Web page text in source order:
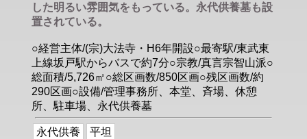
した明るい雰囲気をもっている。永代供養墓も設
置されている。
○経営主体/(宗)大法寺・H6年開設○最寄駅/東武東
上線坂戸駅からバスで約7分○宗教/真言宗智山派○
総面積/5,726㎡○総区画数/850区画○残区画数/約
290区画○設備/管理事務所、本堂、斉場、休憩
所、駐車場、永代供養墓
永代供養 平坦